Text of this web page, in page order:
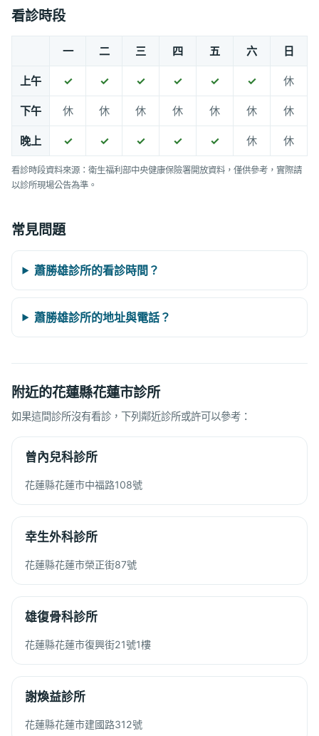
看診時段
一 二 三 四 五 六 日
上午 ✓ ✓ ✓ ✓ ✓ ✓ 休
下午 休 休 休 休 休 休 休
晚上 ✓ ✓ ✓ ✓ ✓ 休 休
看診時段資料來源：衛生福利部中央健康保險署開放資料，僅供參考，實際請
以診所現場公告為準。
常見問題
蕭勝雄診所的看診時間？
蕭勝雄診所的地址與電話？
附近的花蓮縣花蓮市診所
如果這間診所沒有看診，下列鄰近診所或許可以參考：
曾內兒科診所
花蓮縣花蓮市中福路108號
幸生外科診所
花蓮縣花蓮市榮正街87號
雄復骨科診所
花蓮縣花蓮市復興街21號1樓
謝煥益診所
花蓮縣花蓮市建國路312號